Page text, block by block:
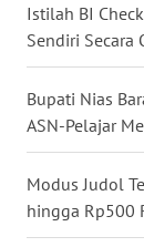
Istilah BI
Sendiri Secara
Bupati Nias
ASN-Pelajar
Modus Judol
hingga Rp500
WN
BENGKULU
WN
LAMPUNG
WN